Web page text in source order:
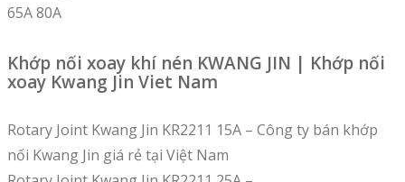
65A 80A
Khớp nối xoay khí nén KWANG JIN | Khớp nối
xoay Kwang Jin Viet Nam
Rotary Joint Kwang Jin KR2211 15A – Công ty bán khớp
nối Kwang Jin giá rẻ tại Việt Nam